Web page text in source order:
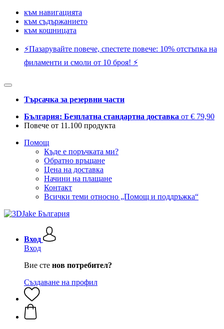
към навигацията
към съдържанието
към кошницата
⚡️Пазарувайте повече, спестете повече: 10% отстъпка на
филаменти и смоли от 10 броя! ⚡️
Търсачка за резервни части
България: Безплатна стандартна доставка от € 79,90
Повече от 11.100 продукта
Помощ
Къде е поръчката ми?
Обратно връщане
Цена на доставка
Начини на плащане
Контакт
Всички теми относно „Помощ и поддръжка“
Вход
Вход
Вие сте нов потребител?
Създаване на профил